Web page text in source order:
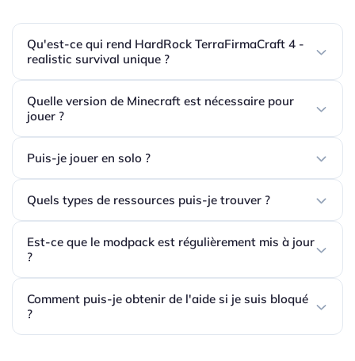
Qu'est-ce qui rend HardRock TerraFirmaCraft 4 -
realistic survival unique ?
Quelle version de Minecraft est nécessaire pour
jouer ?
Puis-je jouer en solo ?
Quels types de ressources puis-je trouver ?
Est-ce que le modpack est régulièrement mis à jour
?
Comment puis-je obtenir de l'aide si je suis bloqué
?